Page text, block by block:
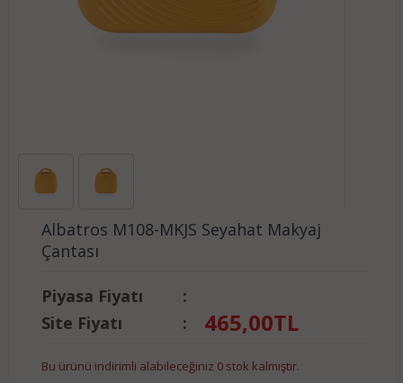
Albatros M108-MKJS Seyahat Makyaj
Çantası
Piyasa Fiyatı
:
Site Fiyatı
: 465,00TL
Bu ürünü indirimli alabileceğiniz 0 stok kalmıştır.